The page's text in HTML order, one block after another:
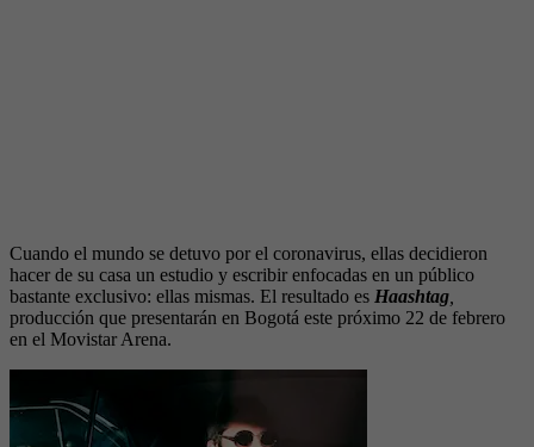
Cuando el mundo se detuvo por el coronavirus, ellas decidieron
hacer de su casa un estudio y escribir enfocadas en un público
bastante exclusivo: ellas mismas. El resultado es Haashtag
producción que presentarán en Bogotá este próximo 22 de febrero
en el Movistar Arena.